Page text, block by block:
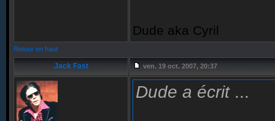
Dude aka Cyril
Retour en haut
Jack Fast ven. 19 oct. 2007, 20:37
Dude a écrit...